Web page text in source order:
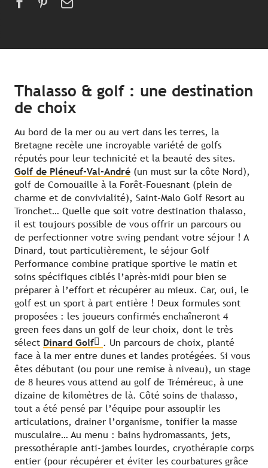
Thalasso & golf : une destination
de choix
Au bord de la mer ou au vert dans les terres, la
Bretagne recèle une incroyable variété de golfs
réputés pour leur technicité et la beauté des sites.
Golf de Pléneuf-Val-André (un must sur la côte Nord),
golf de Cornouaille à la Forêt-Fouesnant (plein de
charme et de convivialité), Saint-Malo Golf Resort au
Tronchet… Quelle que soit votre destination thalasso,
il est toujours possible de vous offrir un parcours ou
de perfectionner votre swing pendant votre séjour ! A
Dinard, tout particulièrement, le séjour Golf
Performance combine pratique sportive le matin et
soins spécifiques ciblés l’après-midi pour bien se
préparer à l’effort et récupérer au mieux. Car, oui, le
golf est un sport à part entière ! Deux formules sont
proposées : les joueurs confirmés enchaîneront 4
green fees dans un golf de leur choix, dont le très
sélect Dinard Golf
. Un parcours de choix, planté
face à la mer entre dunes et landes protégées. Si vous
êtes débutant (ou pour une remise à niveau), un stage
de 8 heures vous attend au golf de Tréméreuc, à une
dizaine de kilomètres de là. Côté soins de thalasso,
tout a été pensé par l’équipe pour assouplir les
articulations, drainer l’organisme, tonifier la masse
musculaire… Au menu : bains hydromassants, jets,
pressothérapie anti-jambes lourdes, cryothérapie corps
entier (pour récupérer et éviter les courbatures grâce